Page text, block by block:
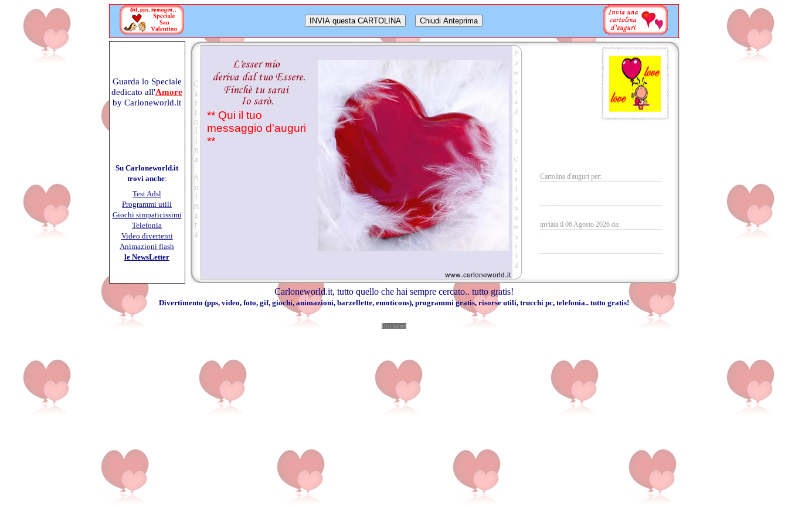
Guarda lo Speciale
dedicato all'Amore
by Carloneworld.it
Su Carloneworld.it
trovi anche:
Test Adsl
Programmi utili
Giochi simpaticissimi
Telefonia
Video divertenti
Animazioni flash
le NewsLetter
** Qui il tuo
messaggio d'auguri
**
Cartolina d'auguri per:
inviata il 06 Agosto 2026 da:
Carloneworld.it, tutto quello che hai sempre cercato.. tutto gratis!
Divertimento (pps, video, foto, gif, giochi, animazioni, barzellette, emoticons), programmi gratis, risorse utili, trucchi pc, telefonia.. tutto gratis!
Disclaimer